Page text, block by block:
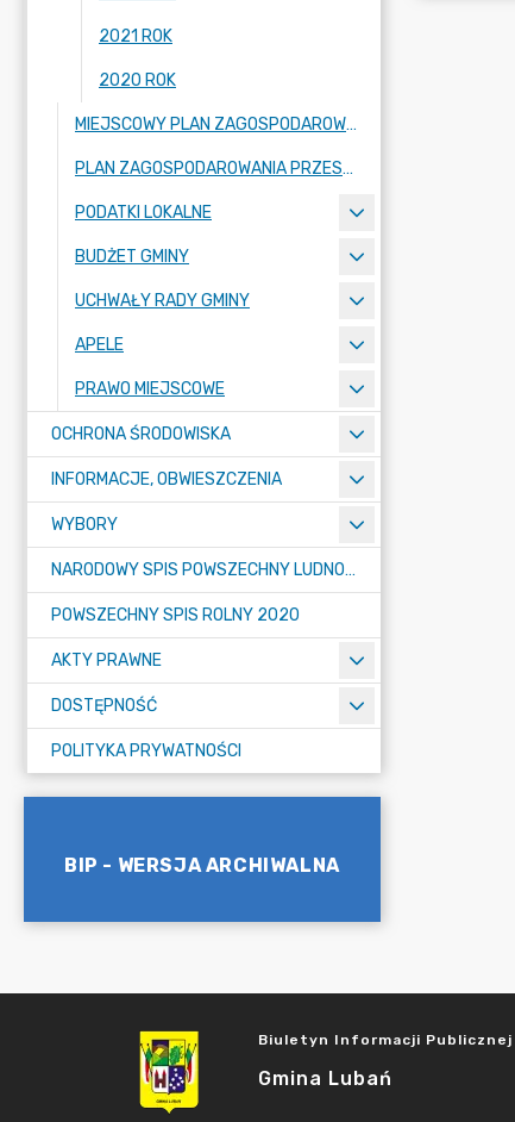
2021 ROK
2020 ROK
MIEJSCOWY PLAN ZAGOSPODAROWANIA PRZESTRZENNEGO
PLAN ZAGOSPODAROWANIA PRZESTRZENNEGO
PODATKI LOKALNE
BUDŻET GMINY
UCHWAŁY RADY GMINY
APELE
PRAWO MIEJSCOWE
OCHRONA ŚRODOWISKA
INFORMACJE, OBWIESZCZENIA
WYBORY
NARODOWY SPIS POWSZECHNY LUDNOŚCI I MIESZKAŃ W 2021
POWSZECHNY SPIS ROLNY 2020
AKTY PRAWNE
DOSTĘPNOŚĆ
POLITYKA PRYWATNOŚCI
BIP - WERSJA ARCHIWALNA
Biuletyn Informacji Publicznej
Gmina Lubań